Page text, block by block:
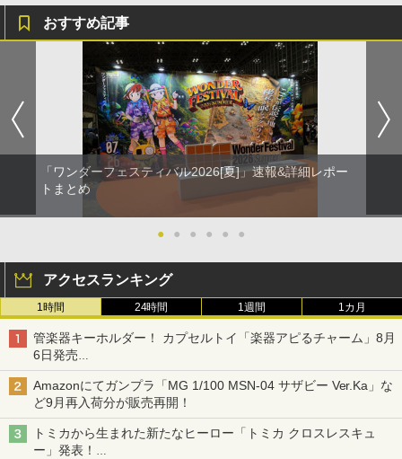
おすすめ記事
「ワンダーフェスティバル2026[夏]」速報&詳細レポー
トまとめ
● ● ● ● ● ●
アクセスランキング
1時間 24時間 1週間 1カ月
管楽器キーホルダー！ カプセルトイ「楽器アピるチャーム」8月
6日発売
チューバ、テナサクなど5種各3色
Amazonにてガンプラ「MG 1/100 MSN-04 サザビー Ver.Ka」な
ど9月再入荷分が販売再開！
トミカから生まれた新たなヒーロー「トミカ クロスレスキュ
ー」発表！